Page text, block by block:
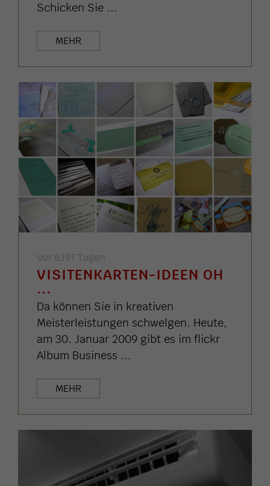
Schicken Sie ...
MEHR
Vor 6397 Tagen
VISITENKARTEN-IDEEN OH
...
Da können Sie in kreativen
Meisterleistungen schwelgen. Heute,
am 30. Januar 2009 gibt es im flickr
Album Business ...
MEHR